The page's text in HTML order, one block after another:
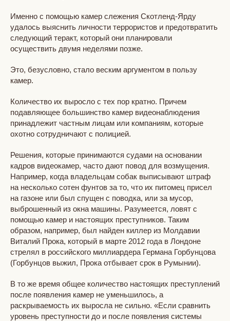
Именно с помощью камер слежения Скотленд-Ярду
удалось выяснить личности террористов и предотвратить
следующий теракт, который они планировали
осуществить двумя неделями позже.
Это, безусловно, стало веским аргументом в пользу
камер.
Количество их выросло с тех пор кратно. Причем
подавляющее большинство камер видеонаблюдения
принадлежит частным лицам или компаниям, которые
охотно сотрудничают с полицией.
Решения, которые принимаются судами на основании
кадров видеокамер, часто дают повод для возмущения.
Например, когда владельцам собак выписывают штраф
на несколько сотен фунтов за то, что их питомец присел
на газоне или был спущен с поводка, или за мусор,
выброшенный из окна машины. Разумеется, ловят с
помощью камер и настоящих преступников. Таким
образом, например, был найден киллер из Молдавии
Виталий Прока, который в марте 2012 года в Лондоне
стрелял в российского миллиардера Германа Горбунцова
(Горбунцов выжил, Прока отбывает срок в Румынии).
В то же время общее количество настоящих преступлений
после появления камер не уменьшилось, а
раскрываемость их выросла не сильно. «Если сравнить
уровень преступности до и после появления системы